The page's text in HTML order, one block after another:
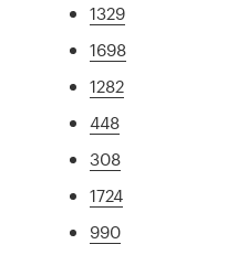
1329
1698
1282
448
308
1724
990